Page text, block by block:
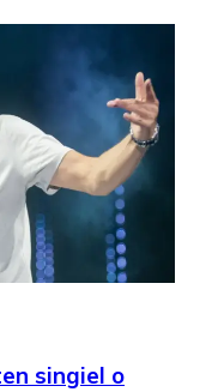
singiel o